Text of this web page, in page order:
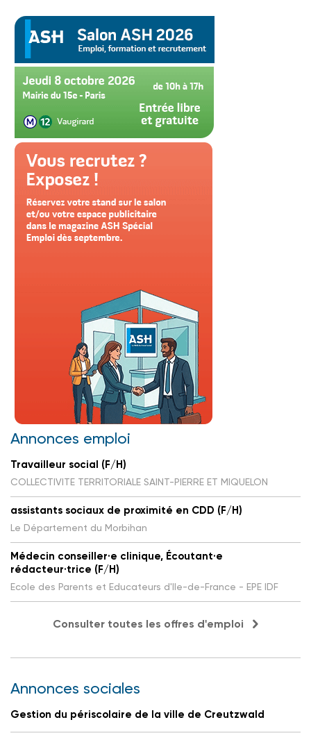
Annonces emploi
Travailleur social (F/H)
COLLECTIVITE TERRITORIALE SAINT-PIERRE ET MIQUELON
assistants sociaux de proximité en CDD (F/H)
Le Département du Morbihan
Médecin conseiller·e clinique, Écoutant·e
rédacteur·trice (F/H)
Ecole des Parents et Educateurs d'Ile-de-France - EPE IDF
Consulter toutes les offres d'emploi
Annonces sociales
Gestion du périscolaire de la ville de Creutzwald